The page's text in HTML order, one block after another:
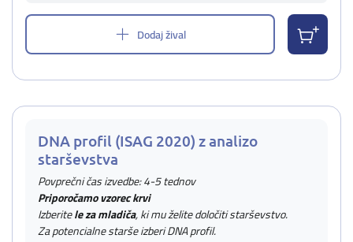
Dodaj žival
DNA profil (ISAG 2020) z analizo
starševstva
Povprečni čas izvedbe: 4-5 tednov
Priporočamo vzorec krvi
Izberitele za mladiča, ki mu želite določiti starševstvo.
Za potencialne starše izberi DNA profil.